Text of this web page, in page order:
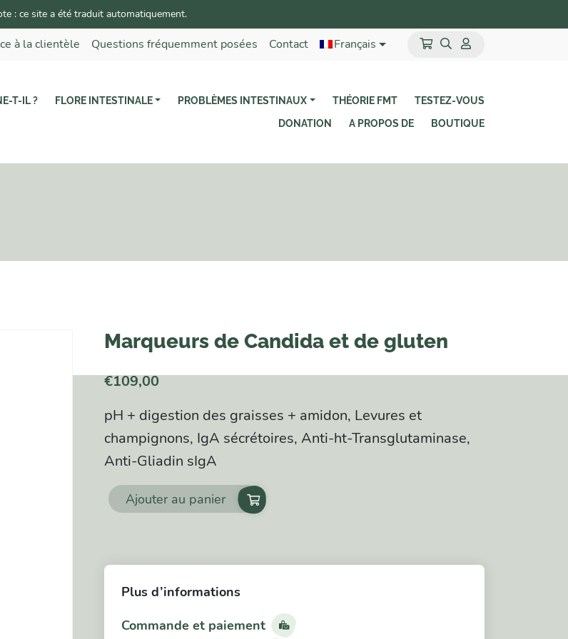
: ce site a été traduit automatiquement.
à la clientèle Questions fréquemment posées Contact Français
T-IL ? FLORE INTESTINALE PROBLÈMES INTESTINAUX THÉORIE FMT
TESTEZ-VOUS
DONATION
A PROPOS DE BOUTIQUE
Marqueurs de Candida et de gluten
€109,00
pH + digestion des graisses + amidon, Levures et
champignons, IgA sécrétoires, Anti-ht-Transglutaminase,
Anti-Gliadin sIgA
quantité
de
Candida
Ajouter au panier
Plus d’informations
Commande et paiement